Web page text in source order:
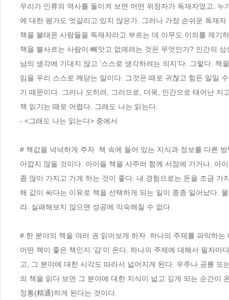
우리가 인류의 역사를 돌이켜 보면 어떤 위정자가 독재자였고,
에 대한 평가도 엇갈리고 있지 않은가. 그러나 가장 손쉬운 독재
책을 불태운 사람들을 독재자라고 부르는 데 아무도 이의를 제기
책을 불사르는 사람이 빼앗고 없애려는 것은 무엇인가? 인간의
남의 생각에 기대지 않고 ‘스스로 생각하려는 의지’다. 그렇다.
임을 우리 스스로 깨닫는 일이다. 그것은 때로 귀찮고 힘든 일일
기 때문이다. 그러나 오히려, 그러므로, 더욱, 인간으로 태어난 지
책 읽기는 때로 어렵다. 그래도 나는 읽는다.
- <그래도 나는 읽는다> 중에서
# 책값을 넉넉하게 주자  책 속에 들어 있는 지식과 정보를 다른
아깝지 않을 것이다. 아이들 책을 사주러 함께 서점에 가거나, 아
좀 많이 가지고 가게 하는 것이 좋다. 내 경험으로는 돈을 조금
해 값이 싸다는 이유로 책을 선택하게 되는 일이 종종 일어났다.
랴. 실패해보지 않으면 성공에 익숙해질 수 없다.
# 한 분야의 책을 여러 권 읽어보게 하자  하나의 주제를 파악하
어떤 책이 좋은 책인지 ‘감’이 온다. 하나의 주제에 대해서 필자
고, 그 분야에 대한 시각도 따라서 넓어지게 된다. 우주나 공룡
의 책을 읽다 보면 그 분야에 대한 지식이 넓고 깊게 되는 순간이
정통(精通)하게 된다는 것이다.